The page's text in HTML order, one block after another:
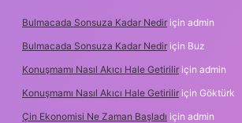
Bulmacada Sonsuza Kadar Nedir için admin
Bulmacada Sonsuza Kadar Nedir için Buz
Konuşmamı Nasıl Akıcı Hale Getirilir için admin
Konuşmamı Nasıl Akıcı Hale Getirilir için Göktürk
Çin Ekonomisi Ne Zaman Başladı için admin